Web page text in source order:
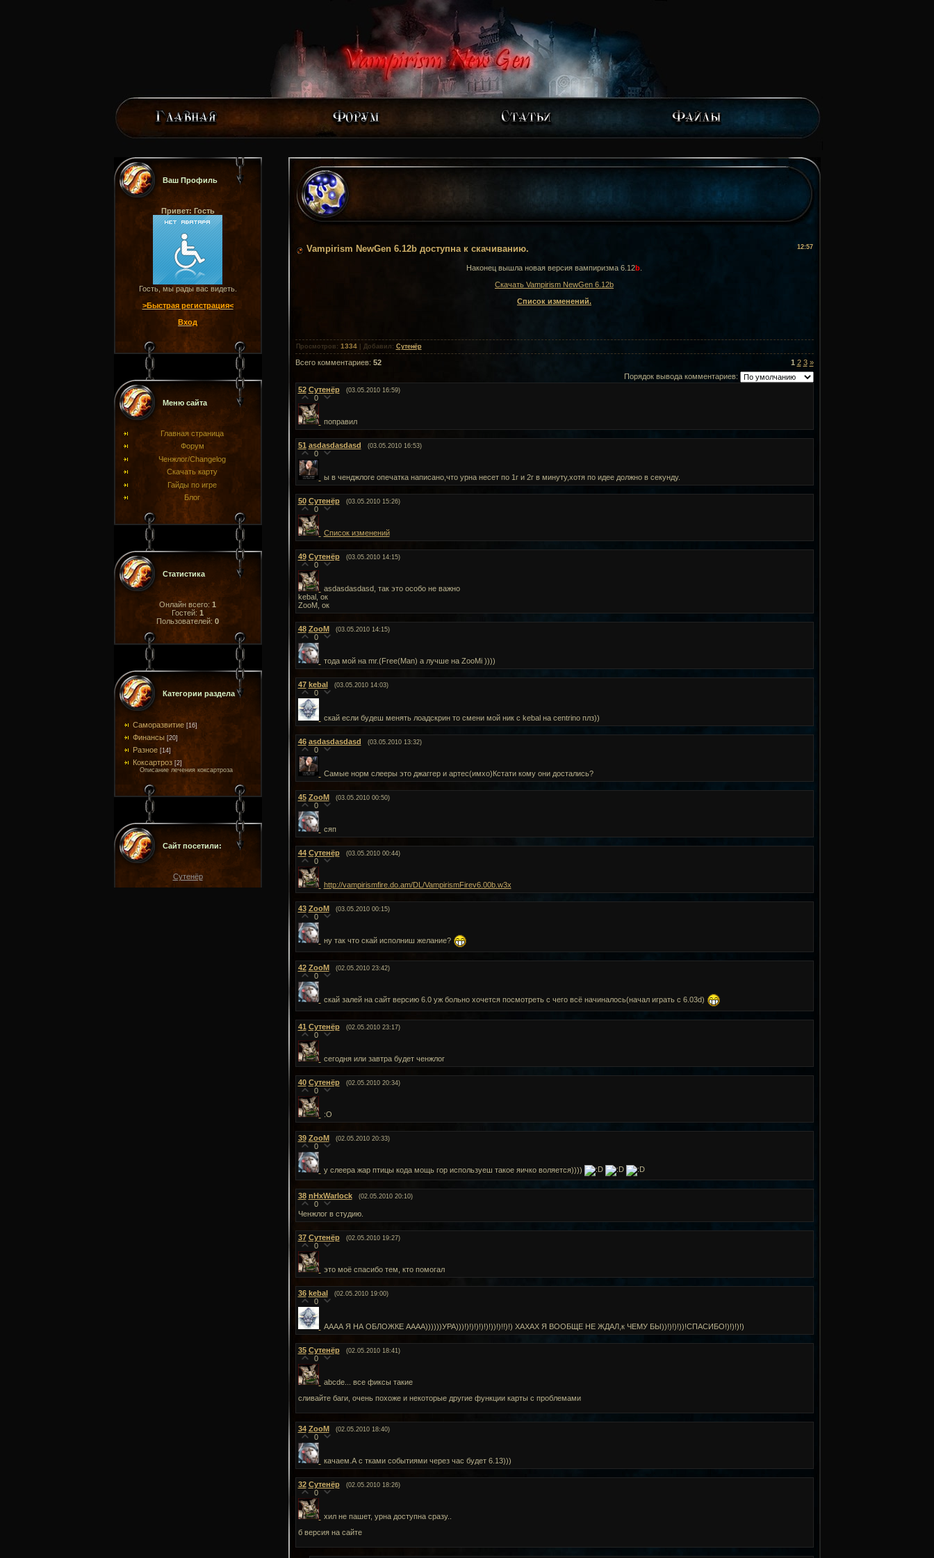
Ваш Профиль
Привет: Гость
Гость, мы рады вас видеть.
>Быстрая регистрация<
Вход
Меню сайта
Главная страница
Форум
Ченжлог/Changelog
Скачать карту
Гайды по игре
Блог
Статистика
Онлайн всего: 1
Гостей: 1
Пользователей: 0
Категории раздела
Саморазвитие [16]
Финансы [20]
Разное [14]
Коксартроз [2]
Описание лечения коксартроза
Сайт посетили:
Сутенёр
12:57
Vampirism NewGen 6.12b доступна к скачиванию.
Наконец вышла новая версия вампиризма 6.12b
Скачать Vampirism NewGen 6.12b
Список изменений.
Просмотров : 1334| Добавил : Сутенёр
Всего комментариев: 52 1 2 3 »
Порядок вывода комментариев:
52 Сутенёр (03.05.2010 16:59)
0
поправил
51 asdasdasdasd (03.05.2010 16:53)
0
ы в ченджлоге опечатка написано,что урна несет по 1г и 2г в минуту,хотя по идее должно в секунду.
50 Сутенёр (03.05.2010 15:26)
0
Список изменений
49 Сутенёр (03.05.2010 14:15)
0
asdasdasdasd, так это особо не важно
kebal, ок
ZooM, ок
48 ZooM (03.05.2010 14:15)
0
тода мой на mr.(Free(Man) а лучше нa ZooMi ))))
47 kebal (03.05.2010 14:03)
0
скай если будеш менять лоадскрин то смени мой ник с kebal на centrino плз))
46 asdasdasdasd (03.05.2010 13:32)
0
Самые норм слееры это джаггер и артес(имхо)Кстати кому они достались?
45 ZooM (03.05.2010 00:50)
0
сяп
44 Сутенёр (03.05.2010 00:44)
0
http://vampirismfire.do.am/DL/VampirismFirev6.00b.w3x
43 ZooM (03.05.2010 00:15)
0
ну так что скай исполниш желание?
42 ZooM (02.05.2010 23:42)
0
скай залей на сайт версию 6.0 уж больно хочется посмотреть с чего всё начиналось(начал играть с 6.03d)
41 Сутенёр (02.05.2010 23:17)
0
сегодня или завтра будет ченжлог
40 Сутенёр (02.05.2010 20:34)
0
:О
39 ZooM (02.05.2010 20:33)
0
у слеера жар птицы кода мощь гор используеш такое яичко воляется))))
38 nHxWarlock (02.05.2010 20:10)
0
Ченжлог в студию.
37 Сутенёр (02.05.2010 19:27)
0
это моё спасибо тем, кто помогал
36 kebal (02.05.2010 19:00)
0
АААА Я НА ОБЛОЖКЕ АААА))))))УРА)))!)!)!)!)!)!))!)!!)!) ХАХАХ Я ВООБЩЕ НЕ ЖДАЛ,к ЧЕМУ БЫ))!)!)!))!СПАСИБО!)!)!)!)
35 Сутенёр (02.05.2010 18:41)
0
abcde... все фиксы такие
сливайте баги, очень похоже и некоторые другие функции карты с проблемами
34 ZooM (02.05.2010 18:40)
0
качаем.А с тками событиями через час будет 6.13)))
32 Сутенёр (02.05.2010 18:26)
0
хил не пашет, урна доступна сразу..
б версия на сайте